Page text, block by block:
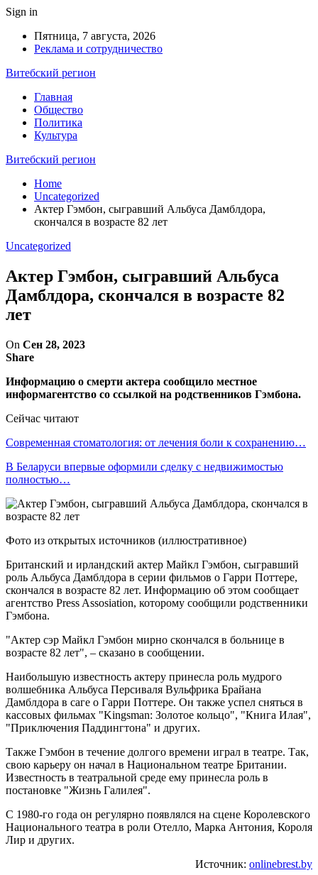
Sign in
Пятница, 7 августа, 2026
Реклама и сотрудничество
Витебский регион
Главная
Общество
Политика
Культура
Витебский регион
Home
Uncategorized
Актер Гэмбон, сыгравший Альбуса Дамблдора,
скончался в возрасте 82 лет
Uncategorized
Актер Гэмбон, сыгравший Альбуса
Дамблдора, скончался в возрасте 82
лет
On Сен 28, 2023
Share
Информацию о смерти актера сообщило местное
информагентство со ссылкой на родственников Гэмбона.
Сейчас читают
Современная стоматология: от лечения боли к сохранению…
В Беларуси впервые оформили сделку с недвижимостью
полностью…
Фото из открытых источников (иллюстративное)
Британский и ирландский актер Майкл Гэмбон, сыгравший
роль Альбуса Дамблдора в серии фильмов о Гарри Поттере,
скончался в возрасте 82 лет. Информацию об этом сообщает
агентство Press Assosiation, которому сообщили родственники
Гэмбона.
"Актер сэр Майкл Гэмбон мирно скончался в больнице в
возрасте 82 лет", – сказано в сообщении.
Наибольшую известность актеру принесла роль мудрого
волшебника Альбуса Персиваля Вульфрика Брайана
Дамблдора в саге о Гарри Поттере. Он также успел сняться в
кассовых фильмах "Kingsman: Золотое кольцо", "Книга Илая",
"Приключения Паддингтона" и других.
Также Гэмбон в течение долгого времени играл в театре. Так,
свою карьеру он начал в Национальном театре Британии.
Известность в театральной среде ему принесла роль в
постановке "Жизнь Галилея".
С 1980-го года он регулярно появлялся на сцене Королевского
Национального театра в роли Отелло, Марка Антония, Короля
Лир и других.
Источник: onlinebrest.by